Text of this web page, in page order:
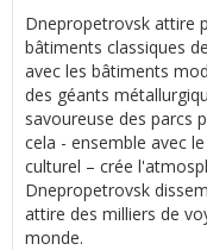
Dnepropetrovsk attire
bâtiments classiques
avec les bâtiments
des géants
savoureuse des parcs
cela - ensemble avec
culturel – crée
Dnepropetrovsk
attire des milliers de
monde.